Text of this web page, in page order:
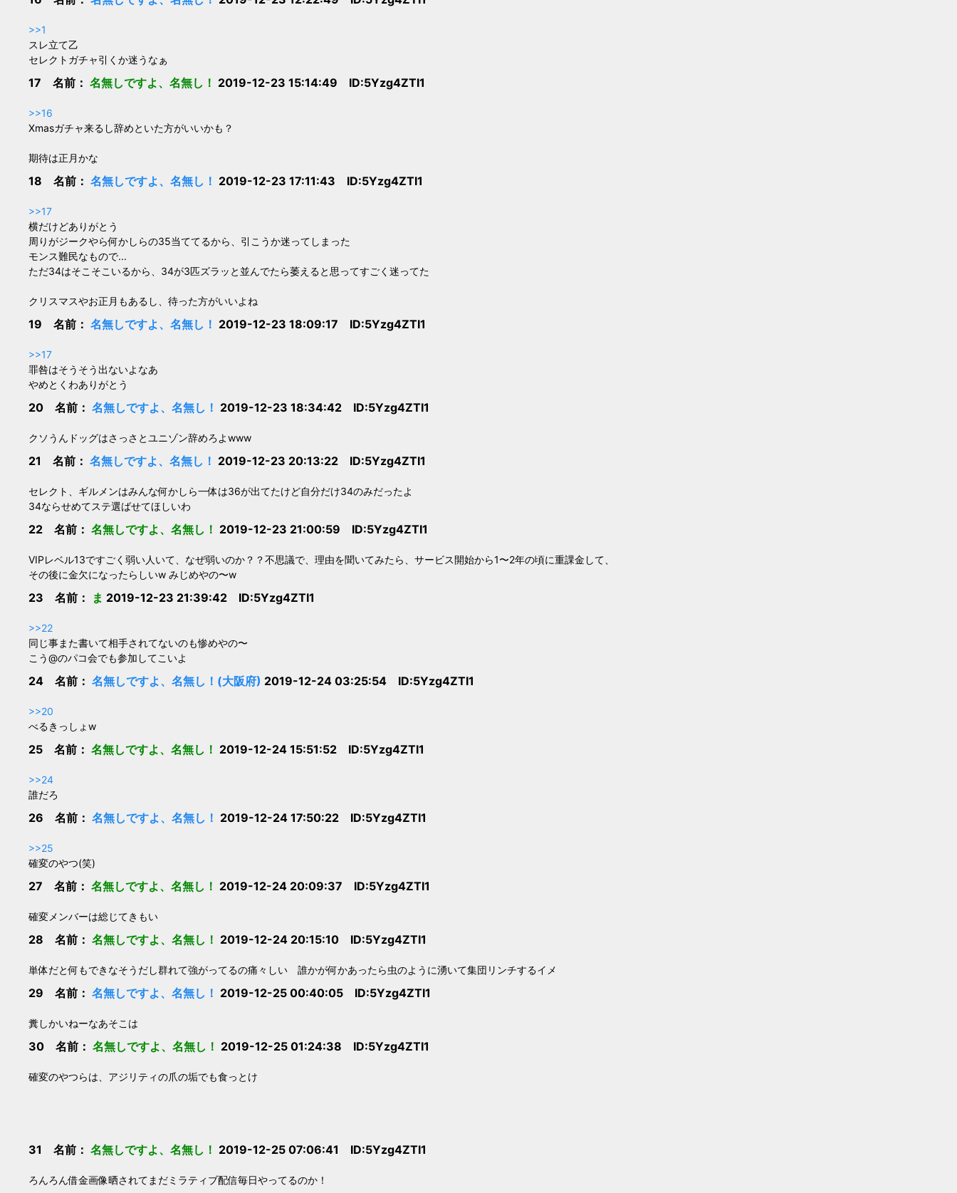
>>1
スレ立て乙
セレクトガチャ引くか迷うなぁ
17 名前： 名無しですよ、名無し！ 2019-12-23 15:14:49 ID:5Yzg4ZTI1
>>16
Xmasガチャ来るし辞めといた方がいいかも？
期待は正月かな
18 名前： 名無しですよ、名無し！ 2019-12-23 17:11:43 ID:5Yzg4ZTI1
>>17
横だけどありがとう
周りがジークやら何かしらの35当ててるから、引こうか迷ってしまった
モンス難民なもので...
ただ34はそこそこいるから、34が3匹ズラッと並んでたら萎えると思ってすごく迷ってた
クリスマスやお正月もあるし、待った方がいいよね
19 名前： 名無しですよ、名無し！ 2019-12-23 18:09:17 ID:5Yzg4ZTI1
>>17
罪咎はそうそう出ないよなあ
やめとくわありがとう
20 名前： 名無しですよ、名無し！ 2019-12-23 18:34:42 ID:5Yzg4ZTI1
クソうんドッグはさっさとユニゾン辞めろよwww
21 名前： 名無しですよ、名無し！ 2019-12-23 20:13:22 ID:5Yzg4ZTI1
セレクト、ギルメンはみんな何かしら一体は36が出てたけど自分だけ34のみだったよ
34ならせめてステ選ばせてほしいわ
22 名前： 名無しですよ、名無し！ 2019-12-23 21:00:59 ID:5Yzg4ZTI1
VIPレベル13ですごく弱い人いて、なぜ弱いのか？？不思議で、理由を聞いてみたら、サービス開始から1〜2年の頃に重課金して、
その後に金欠になったらしいw みじめやの〜w
23 名前： ま 2019-12-23 21:39:42 ID:5Yzg4ZTI1
>>22
同じ事また書いて相手されてないのも惨めやの〜
こう@のパコ会でも参加してこいよ
24 名前： 名無しですよ、名無し！(大阪府) 2019-12-24 03:25:54 ID:5Yzg4ZTI1
>>20
べるきっしょw
25 名前： 名無しですよ、名無し！ 2019-12-24 15:51:52 ID:5Yzg4ZTI1
>>24
誰だろ
26 名前： 名無しですよ、名無し！ 2019-12-24 17:50:22 ID:5Yzg4ZTI1
>>25
確変のやつ(笑)
27 名前： 名無しですよ、名無し！ 2019-12-24 20:09:37 ID:5Yzg4ZTI1
確変メンバーは総じてきもい
28 名前： 名無しですよ、名無し！ 2019-12-24 20:15:10 ID:5Yzg4ZTI1
単体だと何もできなそうだし群れて強がってるの痛々しい 誰かが何かあったら虫のように湧いて集団リンチするイメ
29 名前： 名無しですよ、名無し！ 2019-12-25 00:40:05 ID:5Yzg4ZTI1
糞しかいねーなあそこは
30 名前： 名無しですよ、名無し！ 2019-12-25 01:24:38 ID:5Yzg4ZTI1
確変のやつらは、アジリティの爪の垢でも食っとけ
31 名前： 名無しですよ、名無し！ 2019-12-25 07:06:41 ID:5Yzg4ZTI1
ろんろん借金画像晒されてまだミラティブ配信毎日やってるのか！